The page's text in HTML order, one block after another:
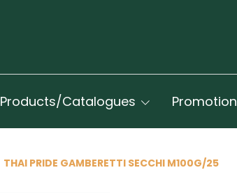
Products/Catalogues Promotion
THAI PRIDE GAMBERETTI SECCHI M100G/25